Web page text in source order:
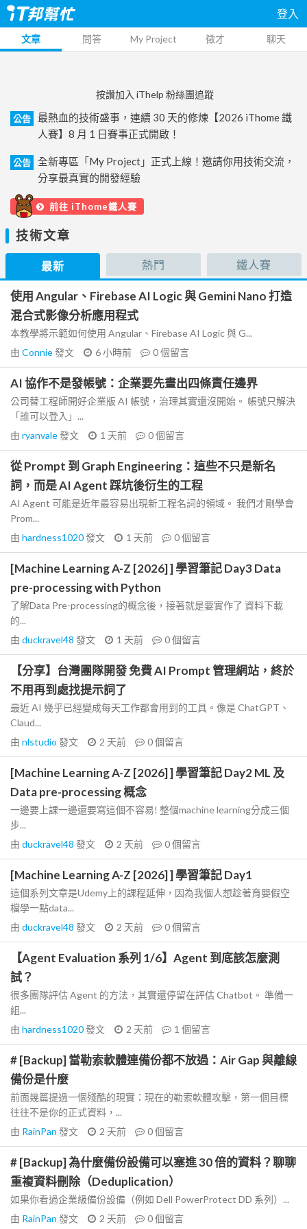
登入
文章 問答 My Project 徵才 聊天
按讚加入 iThelp 粉絲團追蹤
公告
最熱血的技術盛事，連續 30 天的修煉【2026 iThome 鐵
人賽】8 月 1 日賽事正式開啟！
公告
全新專區「My Project」正式上線！邀請你用技術交流，
分享最真實的開發經驗
前往 iThome鐵人賽
技術文章
最新 熱門 鐵人賽
使用 Angular、Firebase AI Logic 與 Gemini Nano 打造
混合式影像分析應用程式
本教學將示範如何使用 Angular、Firebase AI Logic 與 G...
由 Connie發文 6 小時前 0個留言
AI 協作不是發帳號：企業要先畫出四條責任邊界
公司替工程師開好企業版 AI 帳號，治理其實還沒開始。 帳號只解決
「誰可以登入」...
由 ryanvale發文 1 天前 0個留言
從 Prompt 到 Graph Engineering：這些不只是新名
詞，而是 AI Agent 踩坑後衍生的工程
AI Agent 可能是近年最容易出現新工程名詞的領域。 我們才剛學會
Prom...
由 hardness1020發文 1 天前 0個留言
[Machine Learning A-Z [2026] ] 學習筆記 Day3 Data
pre-processing with Python
了解Data Pre-processing的概念後，接著就是要實作了 資料下載
的...
由 duckravel48 發文 1 天前 0個留言
【分享】台灣團隊開發 免費 AI Prompt 管理網站，終於
不用再到處找提示詞了
最近 AI 幾乎已經變成每天工作都會用到的工具。像是 ChatGPT、
Claud...
由 nlstudio 發文 2 天前 0個留言
[Machine Learning A-Z [2026] ] 學習筆記 Day2 ML 及
Data pre-processing 概念
一邊要上課一邊還要寫這個不容易! 整個machine learning分成三個
步...
由 duckravel48 發文 2 天前 0個留言
[Machine Learning A-Z [2026] ] 學習筆記 Day1
這個系列文章是Udemy上的課程延伸，因為我個人想趁著育嬰假空
檔學一點data...
由 duckravel48 發文 2 天前 0個留言
【Agent Evaluation 系列 1/6】Agent 到底該怎麼測
試？
很多團隊評估 Agent 的方法，其實還停留在評估 Chatbot。 準備一
組...
由 hardness1020發文 2 天前 1 個留言
# [Backup] 當勒索軟體連備份都不放過：Air Gap 與離線
備份是什麼
前面幾篇提過一個殘酷的現實：現在的勒索軟體攻擊，第一個目標
往往不是你的正式資料，...
由 RainPan 發文 2 天前 0個留言
# [Backup] 為什麼備份設備可以塞進 30 倍的資料？聊聊
重複資料刪除（Deduplication）
如果你看過企業級備份設備（例如 Dell PowerProtect DD 系列）...
由 RainPan 發文 2 天前 0個留言